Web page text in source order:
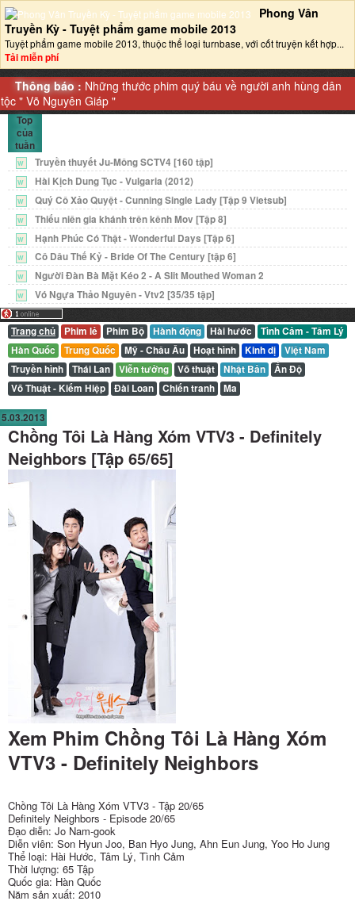
Phong Vân
Truyền Kỳ - Tuyệt phẩm game mobile 2013‎
Tuyệt phẩm game mobile 2013, thuộc thể loại turnbase, với cốt truyện kết hợp...
Tải miễn phí
Thông báo : Những thước phim quý báu về người anh hùng dân
tộc "Võ Nguyên Giáp "
Top
của
tuần
W Truyền thuyết Ju-Mông SCTV4 [160 tập]
W Hài Kịch Dung Tục - Vulgaria (2012)
W Quý Cô Xảo Quyệt - Cunning Single Lady [Tập 9 Vietsub]
W Thiếu niên gia khánh trên kênh Mov [Tập 8]
W Hạnh Phúc Có Thật - Wonderful Days [Tập 6]
W Cô Dâu Thế Kỷ - Bride Of The Century [tập 6]
W Người Đàn Bà Mặt Kéo 2 - A Slit Mouthed Woman 2
W Vó Ngựa Thảo Nguyên - Vtv2 [35/35 tập]
Trang chủ Phim lẻ Phim Bộ Hành động Hài hước
Tình Cảm - Tâm Lý
Hàn Quốc
Trung Quốc Mỹ - Châu Âu Hoạt hình Kinh dị
Việt Nam
Truyền hình
Thái Lan Viễn tưởng Võ thuật Nhật Bản
Ấn Độ
Võ Thuật - Kiếm Hiệp
Đài Loan Chiến tranh Ma
5.03.2013
Chồng Tôi Là Hàng Xóm VTV3 - Definitely
Neighbors [Tập 65/65]
Xem Phim Chồng Tôi Là Hàng Xóm
VTV3 - Definitely Neighbors
Chồng Tôi Là Hàng Xóm VTV3 - Tập 20/65
Definitely Neighbors - Episode 20/65
Đạo diễn: Jo Nam-gook
Diễn viên: Son Hyun Joo, Ban Hyo Jung, Ahn Eun Jung, Yoo Ho Jung
Thể loại: Hài Hước, Tâm Lý, Tình Cảm
Thời lượng: 65 Tập
Quốc gia: Hàn Quốc
Năm sản xuất: 2010